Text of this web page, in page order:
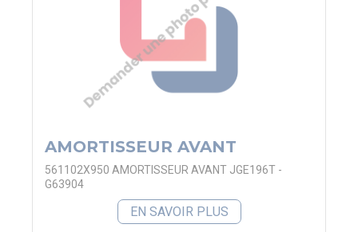
AMORTISSEUR AVANT
561102X950 AMORTISSEUR AVANT JGE196T -
G63904
EN SAVOIR PLUS